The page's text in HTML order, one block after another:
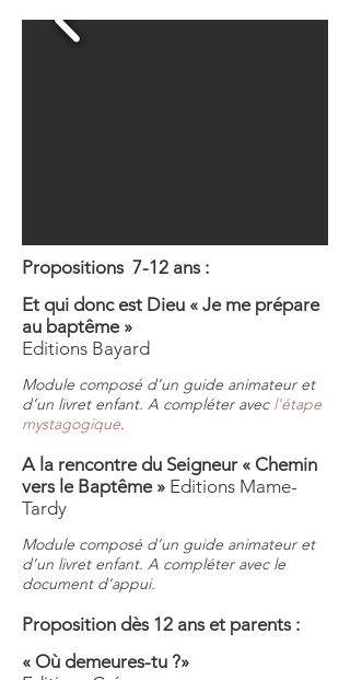
Propositions 7-12 ans :
Et qui donc est Dieu « Je me prépare
au baptême »
Editions Bayard
Module composé d’un guide animateur et
d’un livret enfant. A compléter avec l’étape
mystagogique.
A la rencontre du Seigneur « Chemin
vers le Baptême » Editions Mame-
Tardy
Module composé d’un guide animateur et
d’un livret enfant. A compléter avec le
document d'appui.
Proposition dès 12 ans et parents :
« Où demeures-tu ?»